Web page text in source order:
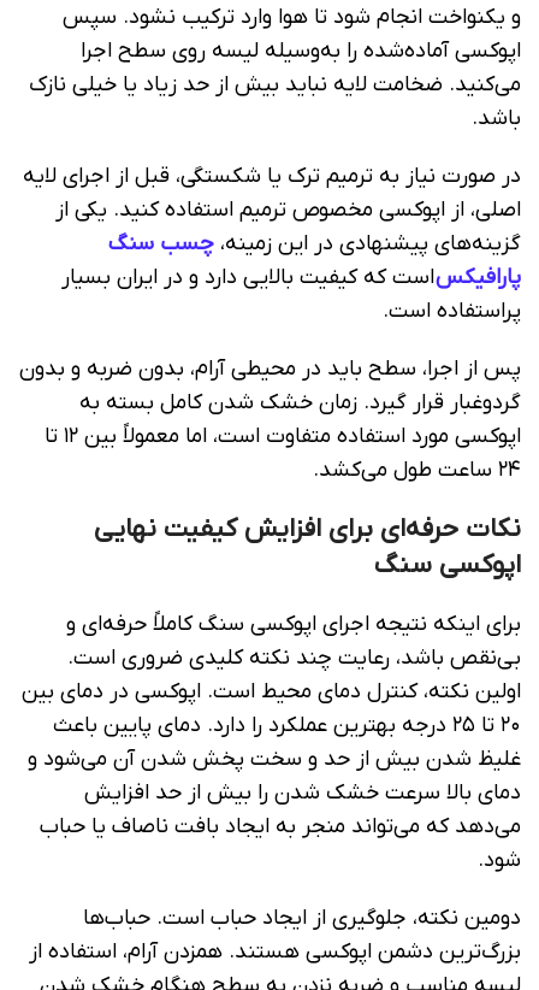
و یکنواخت انجام شود تا هوا وارد ترکیب نشود. سپس
اپوکسی آماده‌شده را به‌وسیله لیسه روی سطح اجرا
می‌کنید. ضخامت لایه نباید بیش از حد زیاد یا خیلی نازک
باشد.
در صورت نیاز به ترمیم ترک یا شکستگی، قبل از اجرای لایه
اصلی، از اپوکسی مخصوص ترمیم استفاده کنید. یکی از
گزینه‌های پیشنهادی در این زمینه، چسب سنگ
پارافیکساست که کیفیت بالایی دارد و در ایران بسیار
پراستفاده است.
پس از اجرا، سطح باید در محیطی آرام، بدون ضربه و بدون
گردوغبار قرار گیرد. زمان خشک شدن کامل بسته به
اپوکسی مورد استفاده متفاوت است، اما معمولاً بین ۱۲ تا
۲۴ ساعت طول می‌کشد.
نکات حرفه‌ای برای افزایش کیفیت نهایی
اپوکسی سنگ
برای اینکه نتیجه اجرای اپوکسی سنگ کاملاً حرفه‌ای و
بی‌نقص باشد، رعایت چند نکته کلیدی ضروری است.
اولین نکته، کنترل دمای محیط است. اپوکسی در دمای بین
۲۰ تا ۲۵ درجه بهترین عملکرد را دارد. دمای پایین باعث
غلیظ شدن بیش از حد و سخت پخش شدن آن می‌شود و
دمای بالا سرعت خشک شدن را بیش از حد افزایش
می‌دهد که می‌تواند منجر به ایجاد بافت ناصاف یا حباب
شود.
دومین نکته، جلوگیری از ایجاد حباب است. حباب‌ها
بزرگ‌ترین دشمن اپوکسی هستند. همزدن آرام، استفاده از